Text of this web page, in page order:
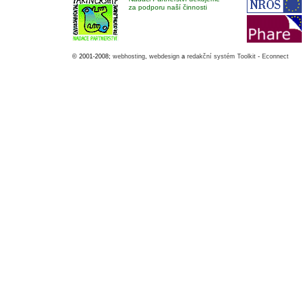
za podporu naší činnosti
© 2001-2008; webhosting, webdesign a redakční systém Toolkit - Econnect